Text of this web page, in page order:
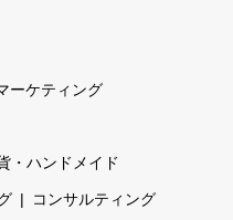
ーケティング
・ハンドメイド
コンサルティング